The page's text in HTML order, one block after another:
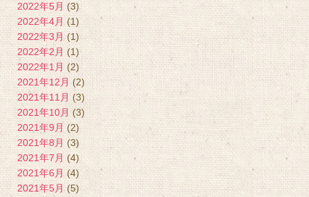
2022年5月 (3)
2022年4月 (1)
2022年3月 (1)
2022年2月 (1)
2022年1月 (2)
2021年12月 (2)
2021年11月 (3)
2021年10月 (3)
2021年9月 (2)
2021年8月 (3)
2021年7月 (4)
2021年6月 (4)
2021年5月 (5)